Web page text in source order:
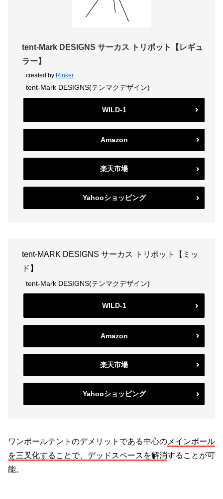
tent-Mark DESIGNS サーカス トリポット【レギュ
ラー】
created by Rinker
tent-Mark DESIGNS(テンマクデザイン)
WILD-1
Amazon
楽天市場
Yahooショッピング
tent-MARK DESIGNS サーカス トリポット【ミッ
ド】
tent-Mark DESIGNS(テンマクデザイン)
WILD-1
Amazon
楽天市場
Yahooショッピング
ワンポールテントのデメリットである中心の メインポール
を三叉化することで、デッドスペースを解消することが可
能。